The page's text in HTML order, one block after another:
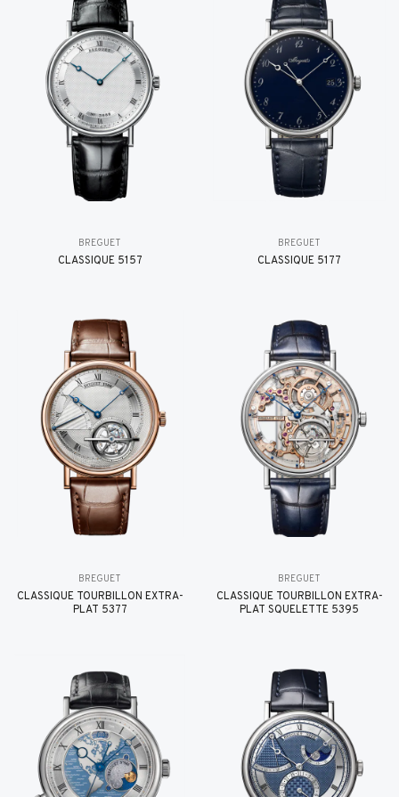
BREGUET
CLASSIQUE 5157
BREGUET
CLASSIQUE 5177
BREGUET
CLASSIQUE TOURBILLON EXTRA-
PLAT 5377
BREGUET
CLASSIQUE TOURBILLON EXTRA-
PLAT SQUELETTE 5395